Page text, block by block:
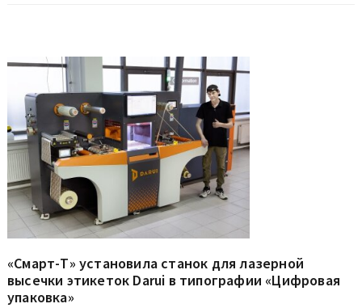
«Смарт-Т» установила станок для лазерной
высечки этикеток Darui в типографии «Цифровая
упаковка»